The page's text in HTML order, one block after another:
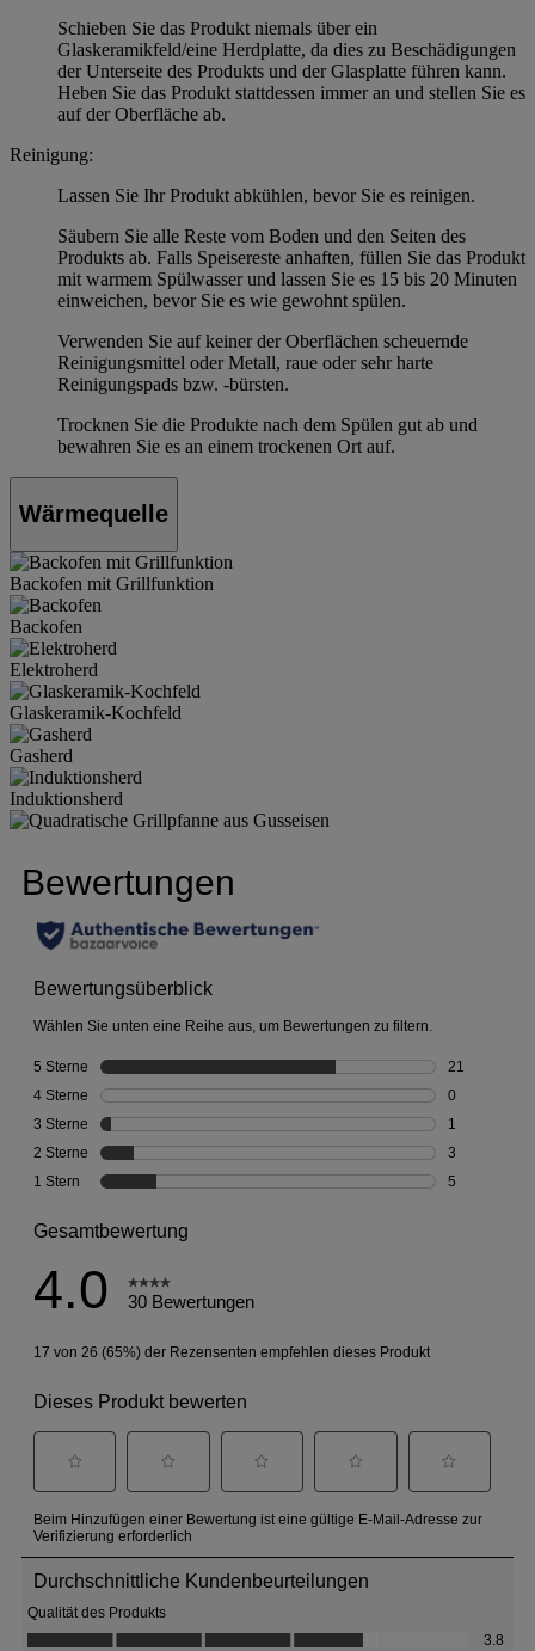
Schieben Sie das Produkt niemals über ein
Glaskeramikfeld/eine Herdplatte, da dies zu Beschädigungen
der Unterseite des Produkts und der Glasplatte führen kann.
Heben Sie das Produkt stattdessen immer an und stellen Sie es
auf der Oberfläche ab.
Reinigung:
Lassen Sie Ihr Produkt abkühlen, bevor Sie es reinigen.
Säubern Sie alle Reste vom Boden und den Seiten des
Produkts ab. Falls Speisereste anhaften, füllen Sie das Produkt
mit warmem Spülwasser und lassen Sie es 15 bis 20 Minuten
einweichen, bevor Sie es wie gewohnt spülen.
Verwenden Sie auf keiner der Oberflächen scheuernde
Reinigungsmittel oder Metall, raue oder sehr harte
Reinigungspads bzw. -bürsten.
Trocknen Sie die Produkte nach dem Spülen gut ab und
bewahren Sie es an einem trockenen Ort auf.
Wärmequelle
Backofen mit Grillfunktion
Backofen
Elektroherd
Glaskeramik-Kochfeld
Gasherd
Induktionsherd